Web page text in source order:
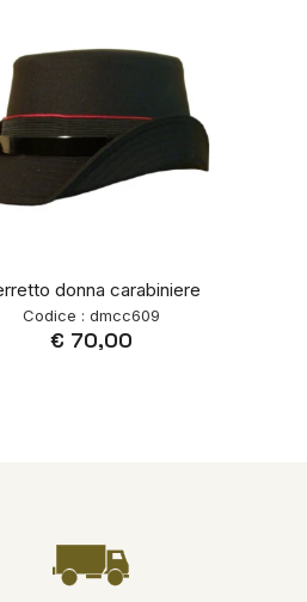
donna carabiniere
Codice : dmcc609
€ 70,00